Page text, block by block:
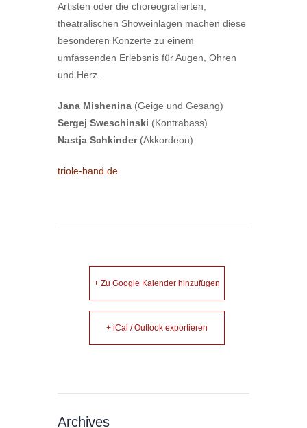
Artisten oder die choreografierten,
theatralischen Showeinlagen machen diese
besonderen Konzerte zu einem
umfassenden Erlebsnis für Augen, Ohren
und Herz.
Jana Mishenina (Geige und Gesang)
Sergej Sweschinski (Kontrabass)
Nastja Schkinder(Akkordeon)
triole-band.de
+ Zu Google Kalender hinzufügen
+ iCal / Outlook exportieren
Archives